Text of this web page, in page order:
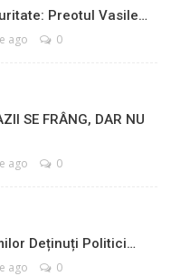
Preotul Vasile…
ago 0
SE FRÂNG, DAR NU
ago 0
Deținuți Politici…
ago 0